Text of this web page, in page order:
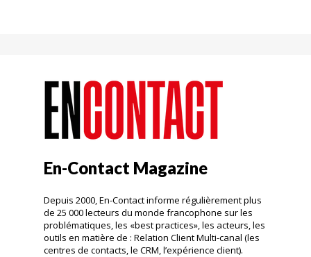
En-Contact Magazine
Depuis 2000, En-Contact informe régulièrement plus
de 25 000 lecteurs du monde francophone sur les
problématiques, les «best practices», les acteurs, les
outils en matière de : Relation Client Multi-canal (les
centres de contacts, le CRM, l’expérience client).